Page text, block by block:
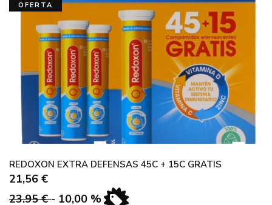
ROGER & GALLET
SESDERMA
SYSTANE
THE LAB
URIAGE
OFERTA
REDOXON EXTRA DEFENSAS 45C + 15C GRATIS
21,56 €
23.95 €- 10,00 %